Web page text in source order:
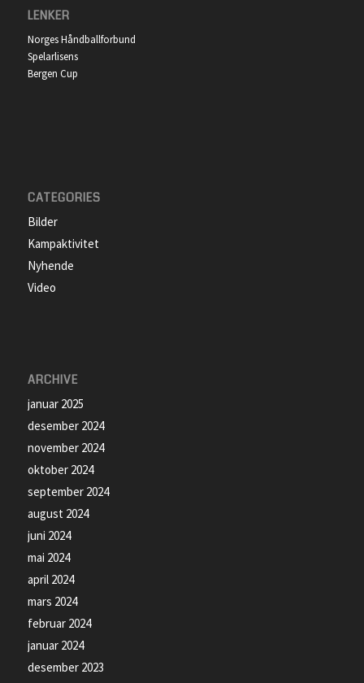
LENKER
Norges Håndballforbund
Spelarlisens
Bergen Cup
CATEGORIES
Bilder
Kampaktivitet
Nyhende
Video
ARCHIVE
januar 2025
desember 2024
november 2024
oktober 2024
september 2024
august 2024
juni 2024
mai 2024
april 2024
mars 2024
februar 2024
januar 2024
desember 2023